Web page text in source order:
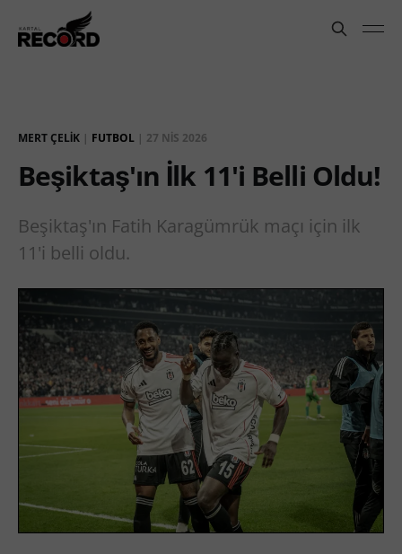
MERT ÇELIK | FUTBOL | 27 NIS 2026
Beşiktaş'ın İlk 11'i Belli Oldu!
Beşiktaş'ın Fatih Karagümrük maçı için ilk
11'i belli oldu.